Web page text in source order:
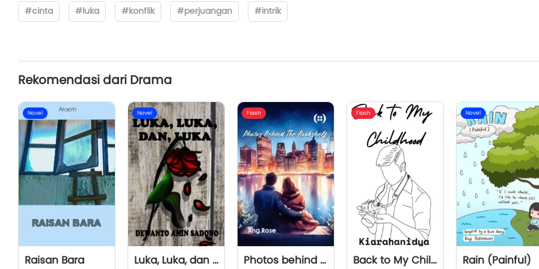
#cinta #luka #konflik #perjuangan #intrik
Rekomendasi dari Drama
Novel
Raisan Bara
Novel
Luka, Luka, dan Luka
Flash
Photos behind the bookshelf
Flash
Back to My Childhood
Novel
Rain (Painful)